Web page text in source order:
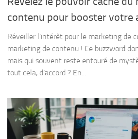
contenu pour booster votre
Réveiller l’intérêt pour le marketing de
marketing de contenu ! Ce buzzword
mais qui souvent reste entouré de
tout cela, d’accord ? En...